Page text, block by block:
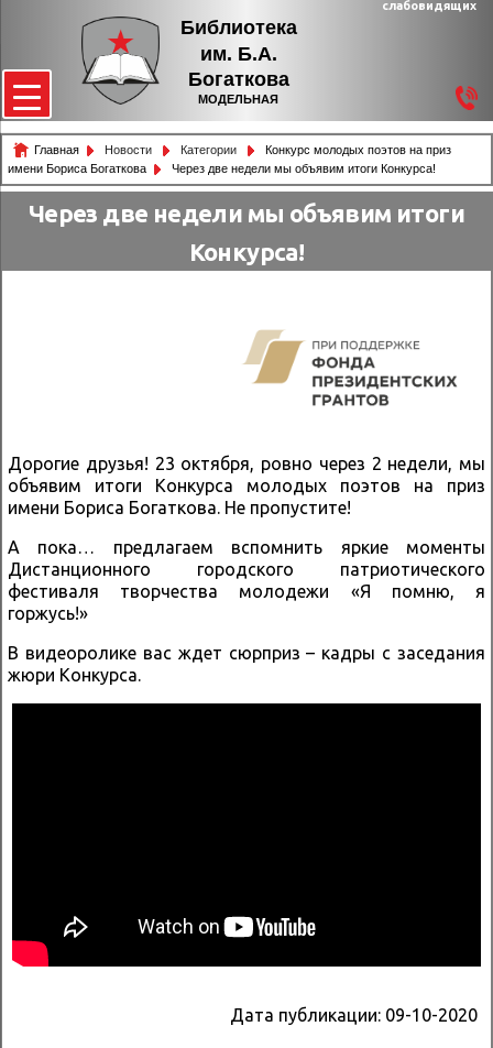
Библиотека
им. Б.А.
Богаткова
МОДЕЛЬНАЯ
слабовидящих
Главная Новости Категории
Конкурс молодых поэтов на приз
имени Бориса Богаткова
Через две недели мы объявим итоги Конкурса!
Через две недели мы объявим итоги
Конкурса!
Дорогие друзья! 23 октября, ровно через 2 недели, мы
объявим итоги Конкурса молодых поэтов на приз
имени Бориса Богаткова. Не пропустите!
А пока… предлагаем вспомнить яркие моменты
Дистанционного городского патриотического
фестиваля творчества молодежи «Я помню, я
горжусь!»
В видеоролике вас ждет сюрприз – кадры с заседания
жюри Конкурса.
Дата публикации: 09-10-2020